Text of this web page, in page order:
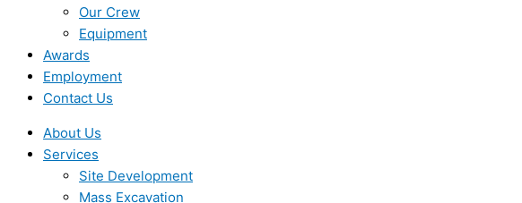
Our Crew
Equipment
Awards
Employment
Contact Us
About Us
Services
Site Development
Mass Excavation